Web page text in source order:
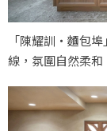
「陳耀訓・麵包
線，氛圍自然柔